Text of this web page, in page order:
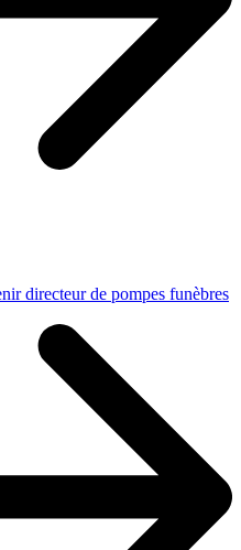
directeur de pompes funèbres